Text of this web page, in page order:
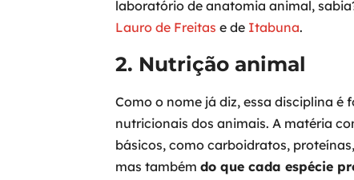
laboratório de anatomia animal,
Lauro de Freitas e de Itabuna.
2. Nutrição animal
Como o nome já diz, essa disciplina é
nutricionais dos animais. A matéria
básicos, como carboidratos,
mas também do que cada espécie